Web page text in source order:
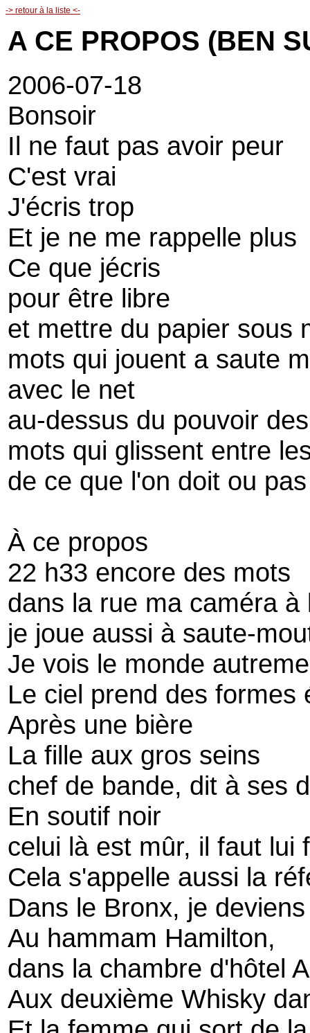
-> retour à la liste <-
A CE PROPOS (BEN
2006-07-18
Bonsoir
Il ne faut pas avoir peur
C'est vrai
J'écris trop
Et je ne me rappelle plus
Ce que jécris
pour être libre
et mettre du papier sous
mots qui jouent a saute
avec le net
au-dessus du pouvoir
mots qui glissent entre
de ce que l'on doit ou
À ce propos
22 h33 encore des mots
dans la rue ma caméra à
je joue aussi à saute-
Je vois le monde
Le ciel prend des formes
Après une bière
La fille aux gros seins
chef de bande, dit à ses
En soutif noir
celui là est mûr, il faut lui
Cela s'appelle aussi la
Dans le Bronx, je
Au hammam Hamilton,
dans la chambre d'hôtel
Aux deuxième Whisky